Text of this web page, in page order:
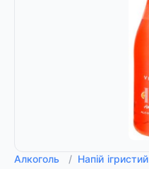
Алкоголь / Напій ігристий